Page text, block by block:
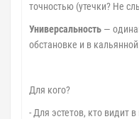
точностью (утечки? Не
Универсальность —
обстановке и в кальянной.
Для кого?
- Для эстетов, кто видит